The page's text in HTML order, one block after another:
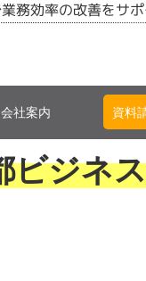
務効率の改善をサポ
会社案内 資料
ビジネ